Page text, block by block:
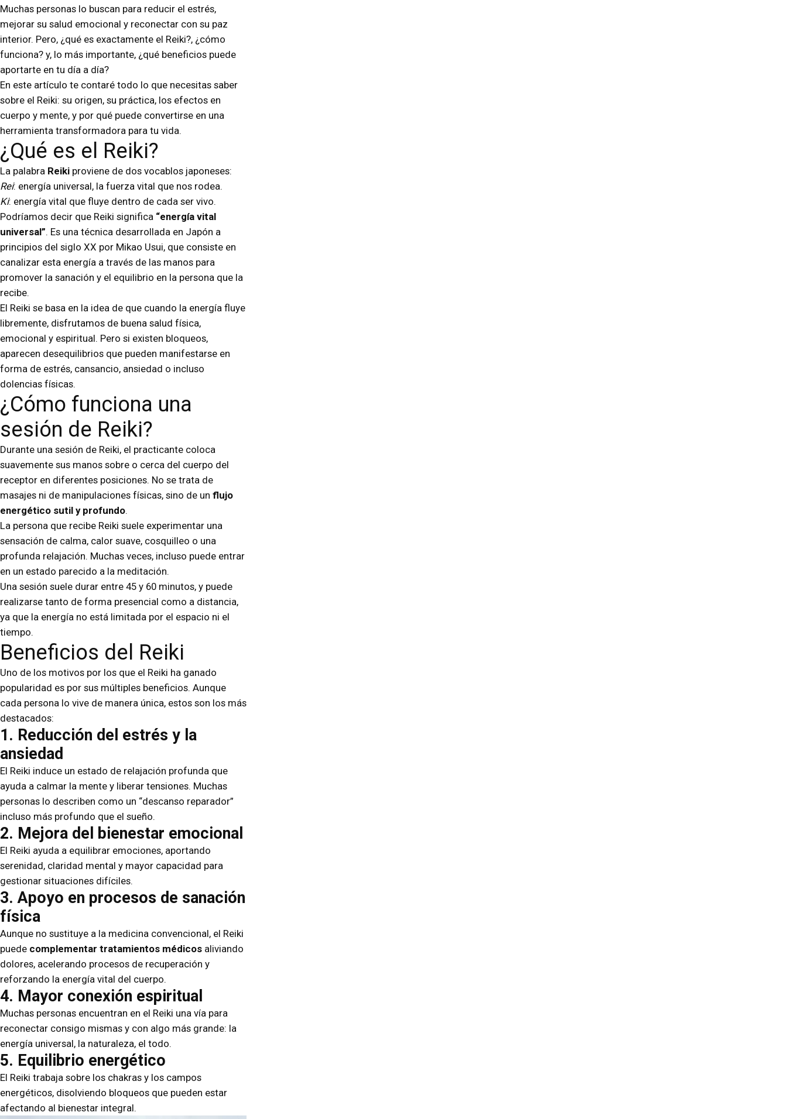
Muchas personas lo buscan para reducir el estrés,
mejorar su salud emocional y reconectar con su paz
interior. Pero, ¿qué es exactamente el Reiki?, ¿cómo
funciona? y, lo más importante, ¿qué beneficios puede
aportarte en tu día a día?
En este artículo te contaré todo lo que necesitas saber
sobre el Reiki: su origen, su práctica, los efectos en
cuerpo y mente, y por qué puede convertirse en una
herramienta transformadora para tu vida.
¿Qué es el Reiki?
La palabra Reiki proviene de dos vocablos japoneses:
Rei: energía universal, la fuerza vital que nos rodea.
Ki: energía vital que fluye dentro de cada ser vivo.
Podríamos decir que Reiki significa “energía vital
universal”. Es una técnica desarrollada en Japón a
principios del siglo XX por Mikao Usui, que consiste en
canalizar esta energía a través de las manos para
promover la sanación y el equilibrio en la persona que la
recibe.
El Reiki se basa en la idea de que cuando la energía fluye
libremente, disfrutamos de buena salud física,
emocional y espiritual. Pero si existen bloqueos,
aparecen desequilibrios que pueden manifestarse en
forma de estrés, cansancio, ansiedad o incluso
dolencias físicas.
¿Cómo funciona una
sesión de Reiki?
Durante una sesión de Reiki, el practicante coloca
suavemente sus manos sobre o cerca del cuerpo del
receptor en diferentes posiciones. No se trata de
masajes ni de manipulaciones físicas, sino de un flujo
energético sutil y profundo.
La persona que recibe Reiki suele experimentar una
sensación de calma, calor suave, cosquilleo o una
profunda relajación. Muchas veces, incluso puede entrar
en un estado parecido a la meditación.
Una sesión suele durar entre 45 y 60 minutos, y puede
realizarse tanto de forma presencial como a distancia,
ya que la energía no está limitada por el espacio ni el
tiempo.
Beneficios del Reiki
Uno de los motivos por los que el Reiki ha ganado
popularidad es por sus múltiples beneficios. Aunque
cada persona lo vive de manera única, estos son los más
destacados:
1. Reducción del estrés y la
ansiedad
El Reiki induce un estado de relajación profunda que
ayuda a calmar la mente y liberar tensiones. Muchas
personas lo describen como un “descanso reparador”
incluso más profundo que el sueño.
2. Mejora del bienestar emocional
El Reiki ayuda a equilibrar emociones, aportando
serenidad, claridad mental y mayor capacidad para
gestionar situaciones difíciles.
3. Apoyo en procesos de sanación
física
Aunque no sustituye a la medicina convencional, el Reiki
puede complementar tratamientos médicos aliviando
dolores, acelerando procesos de recuperación y
reforzando la energía vital del cuerpo.
4. Mayor conexión espiritual
Muchas personas encuentran en el Reiki una vía para
reconectar consigo mismas y con algo más grande: la
energía universal, la naturaleza, el todo.
5. Equilibrio energético
El Reiki trabaja sobre los chakras y los campos
energéticos, disolviendo bloqueos que pueden estar
afectando al bienestar integral.